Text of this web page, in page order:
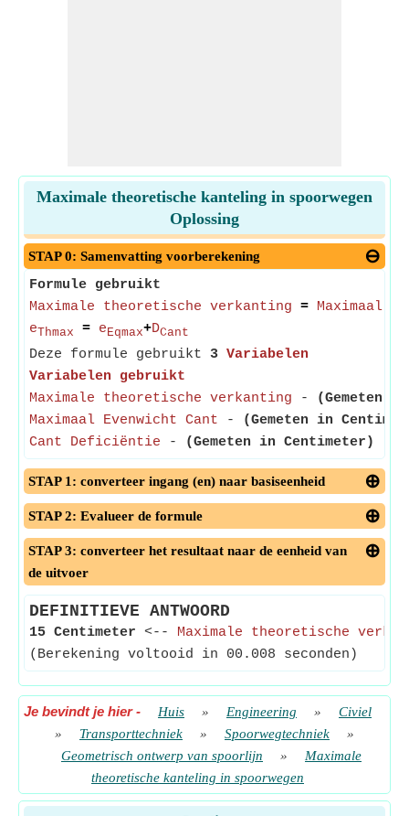
Maximale theoretische kanteling in spoorwegen
Oplossing
STAP 0: Samenvatting voorberekening
Formule gebruikt
Maximale theoretische verkanting = Maximaal
e Thmax = eEqmax+DCant
Deze formule gebruikt 3 Variabelen
Variabelen gebruikt
Maximale theoretische verkanting -
(Gemeten
Maximaal Evenwicht Cant -
(Gemeten in
Cant Deficiëntie - (Gemeten in Centimeter)
STAP 1: converteer ingang (en) naar basiseenheid
STAP 2: Evalueer de formule
STAP 3: converteer het resultaat naar de eenheid van
de uitvoer
DEFINITIEVE ANTWOORD
15 Centimeter <-- Maximale theoretische
(Berekening voltooid in 00.008 seconden)
Je bevindt je hier- Huis » Engineering »
Civiel
»
Transporttechniek » Spoorwegtechniek
»
Geometrisch ontwerp van spoorlijn
»
Maximale
theoretische kanteling in spoorwegen